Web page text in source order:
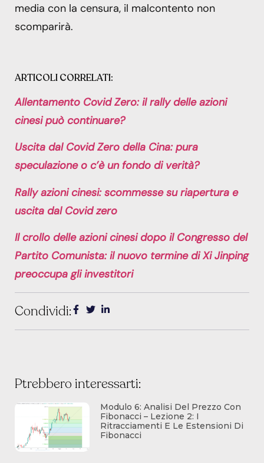
media con la censura, il malcontento non
scomparirà.
ARTICOLI CORRELATI:
Allentamento Covid Zero: il rally delle azioni
cinesi può continuare?
Uscita dal Covid Zero della Cina: pura
speculazione o c’è un fondo di verità?
Rally azioni cinesi: scommesse su riapertura e
uscita dal Covid zero
Il crollo delle azioni cinesi dopo il Congresso del
Partito Comunista: il nuovo termine di Xi Jinping
preoccupa gli investitori
Condividi:
Ptrebbero interessarti:
Modulo 6: Analisi Del Prezzo Con
Fibonacci – Lezione 2: I
Ritracciamenti E Le Estensioni Di
Fibonacci